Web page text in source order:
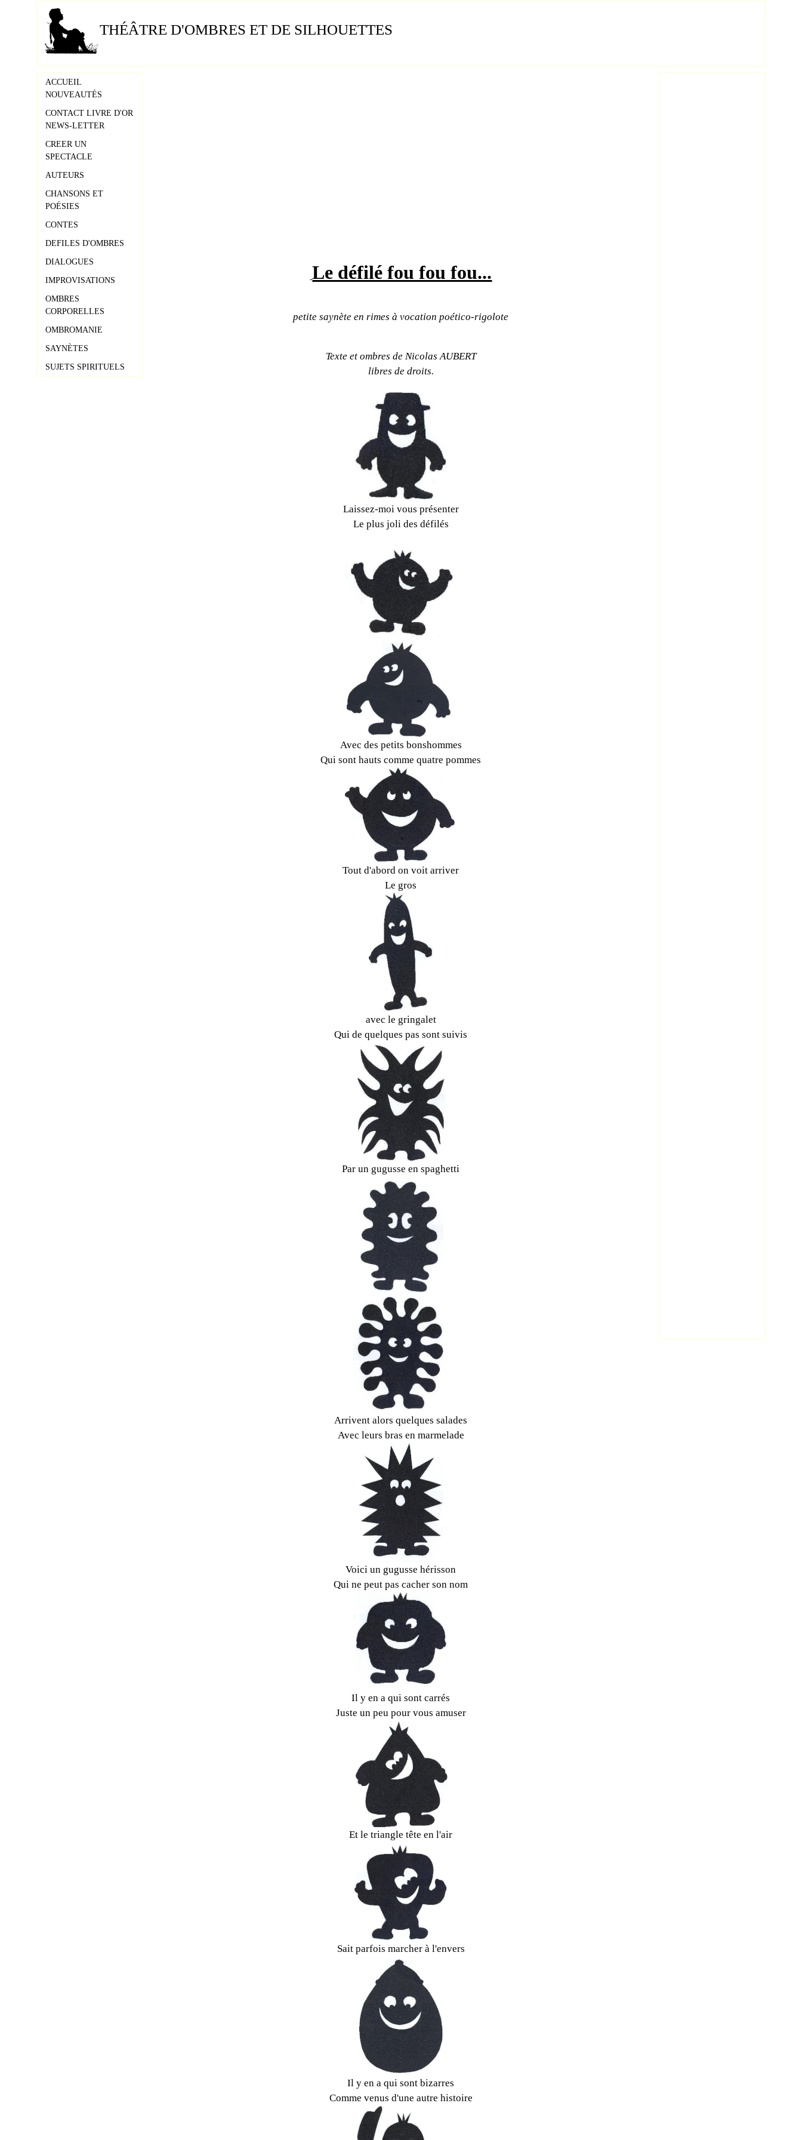
THÉÂTRE D'OMBRES ET DE SILHOUETTES
ACCUEIL
NOUVEAUTÉS
CONTACT LIVRE D'OR
NEWS-LETTER
CREER UN
SPECTACLE
AUTEURS
CHANSONS ET
POÉSIES
CONTES
DEFILES D'OMBRES
DIALOGUES
IMPROVISATIONS
OMBRES
CORPORELLES
OMBROMANIE
SAYNÈTES
SUJETS SPIRITUELS
Le défilé fou fou fou...
petite saynète en rimes à vocation poético-rigolote
Texte et ombres de Nicolas AUBERT
libres de droits.
Laissez-moi vous présenter
Le plus joli des défilés
Avec des petits bonshommes
Qui sont hauts comme quatre pommes
Tout d'abord on voit arriver
Le gros
avec le gringalet
Qui de quelques pas sont suivis
Par un gugusse en spaghetti
Arrivent alors quelques salades
Avec leurs bras en marmelade
Voici un gugusse hérisson
Qui ne peut pas cacher son nom
Il y en a qui sont carrés
Juste un peu pour vous amuser
Et le triangle tête en l'air
Sait parfois marcher à l'envers
Il y en a qui sont bizarres
Comme venus d'une autre histoire